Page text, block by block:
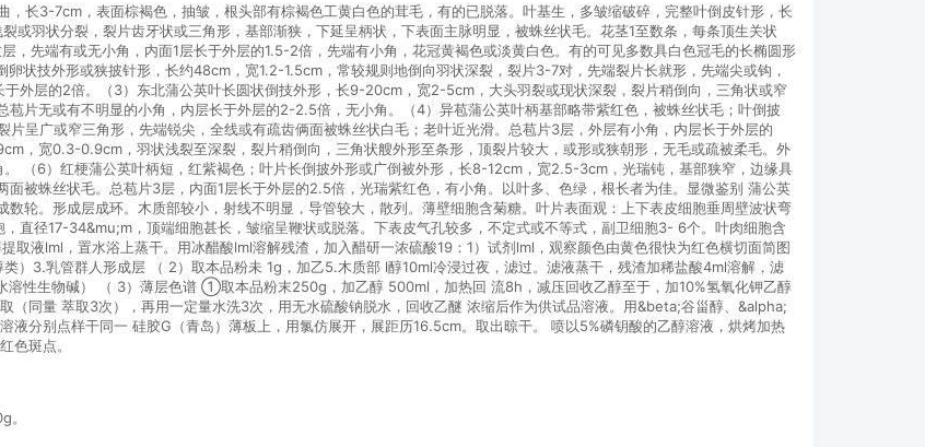
长3-7cm，表面棕褐色，抽皱，根头部有棕褐色工黄白色的茸毛，有的已脱落。叶基生，多皱缩破碎，完整叶倒皮针形，长
羽状分裂，裂片齿牙状或三角形，基部渐狭，下延呈柄状，下表面主脉明显，被蛛丝状毛。花茎1至数条，每条顶生关状
，先端有或无小角，内面1层长于外层的1.5-2倍，先端有小角，花冠黄褐色或淡黄白色。有的可见多数具白色冠毛的长椭圆形
状技外形或狭披针形，长约48cm，宽1.2-1.5cm，常较规则地倒向羽状深裂，裂片3-7对，先端裂片长就形，先端尖或钩，
外层的2倍。（3）东北蒲公英叶长圆状倒技外形，长9-20cm，宽2-5cm，大头羽裂或现状深裂，裂片稍倒向，三角状或窄
片无或有不明显的小角，内层长于外层的2-2.5倍，无小角。（4）异苞蒲公英叶柄基部略带紫红色，被蛛丝状毛；叶倒披
呈广或窄三角形，先端锐尖，全线或有疏齿俩面被蛛丝状白毛；老叶近光滑。总苞片3层，外层有小角，内层长于外层的
，宽0.3-0.9cm，羽状浅裂至深裂，裂片稍倒向，三角状艘外形至条形，顶裂片较大，或形或狭朝形，无毛或疏被柔毛。外
（6）红梗蒲公英叶柄短，红紫褐色；叶片长倒披外形或广倒被外形，长8-12cm，宽2.5-3cm，光瑞钝，基部狭窄，边缘具
被蛛丝状毛。总苞片3层，内面1层长于外层的2.5倍，光瑞紫红色，有小角。以叶多、色绿，根长者为佳。显微鉴别 蒲公英
轮。形成层成环。木质部较小，射线不明显，导管较大，散列。薄壁细胞含菊糖。叶片表面观：上下表皮细胞垂周壁波状弯
直径17-34&mu;m，顶端细胞甚长，皱缩呈鞭状或脱落。下表皮气孔较多，不定式或不等式，副卫细胞3- 6个。叶肉细胞含
取液lml，置水浴上蒸干。用冰醋酸lml溶解残渣，加入醋研一浓硫酸19：1）试剂lml，观察颜色由黄色很快为红色横切面简图
）3.乳管群人形成层 （ 2）取本品粉未 1g，加乙5.木质部 l醇10ml冷浸过夜，滤过。滤液蒸干，残渣加稀盐酸4ml溶解，滤
溶性生物碱） （ 3）薄层色谱 ①取本品粉末250g，加乙醇 500ml，加热回 流8h，减压回收乙醇至于，加10%氢氧化钾乙醇
同量 萃取3次），再用一定量水洗3次，用无水硫酸钠脱水，回收乙醚 浓缩后作为供试品溶液。用&beta;谷甾醇、&alpha;
液分别点样干同一 硅胶G（青岛）薄板上，用氯仿展开，展距历16.5cm。取出晾干。 喷以5%磷钥酸的乙醇溶液，烘烤加热
色斑点。
。